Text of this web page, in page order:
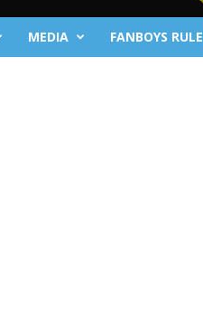
MEDIA FANBOYS RULE